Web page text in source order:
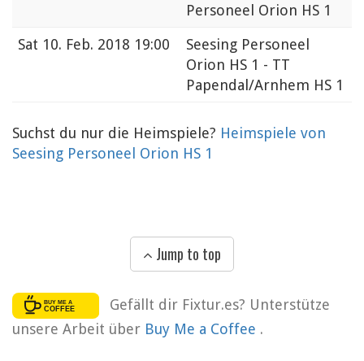
Personeel Orion HS 1
Sat 10. Feb. 2018 19:00
Seesing Personeel
Orion HS 1 - TT
Papendal/Arnhem HS 1
Suchst du nur die Heimspiele? Heimspiele von
Seesing Personeel Orion HS 1
Jump to top
Gefällt dir Fixtur.es? Unterstütze
unsere Arbeit über Buy Me a Coffee .